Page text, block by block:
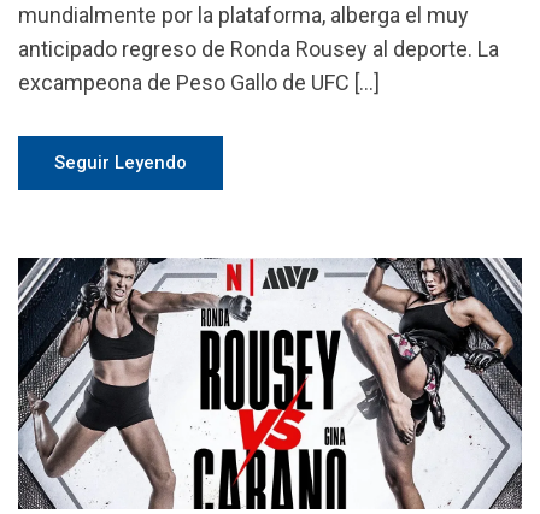
mundialmente por la plataforma, alberga el muy
anticipado regreso de Ronda Rousey al deporte. La
excampeona de Peso Gallo de UFC […]
Seguir Leyendo